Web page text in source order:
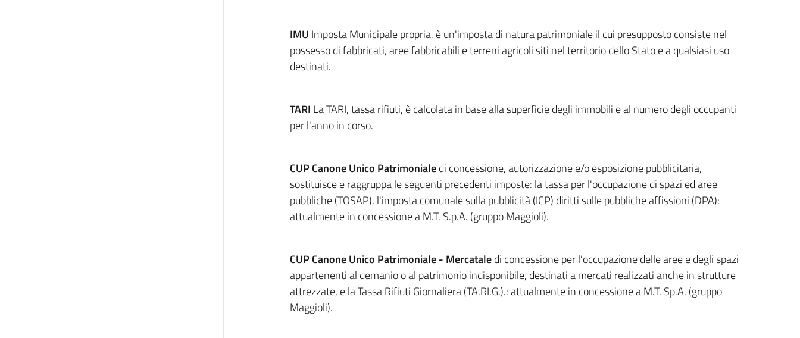
IMU Imposta Municipale propria, è un'imposta di natura patrimoniale il cui presupposto consiste nel
possesso di fabbricati, aree fabbricabili e terreni agricoli siti nel territorio dello Stato e a qualsiasi uso
destinati.
TARI La TARI, tassa rifiuti, è calcolata in base alla superficie degli immobili e al numero degli occupanti
per l'anno in corso.
CUP Canone Unico Patrimonialedi concessione, autorizzazione e/o esposizione pubblicitaria,
sostituisce e raggruppa le seguenti precedenti imposte: la tassa per l'occupazione di spazi ed aree
pubbliche (TOSAP), l'imposta comunale sulla pubblicità (ICP) diritti sulle pubbliche affissioni (DPA):
attualmente in concessione a M.T. S.p.A. (gruppo Maggioli).
CUP Canone Unico Patrimoniale - Mercataledi concessione per l’occupazione delle aree e degli spazi
appartenenti al demanio o al patrimonio indisponibile, destinati a mercati realizzati anche in strutture
attrezzate, e la Tassa Rifiuti Giornaliera (TA.RI.G.).: attualmente in concessione a M.T. Sp.A. (gruppo
Maggioli).